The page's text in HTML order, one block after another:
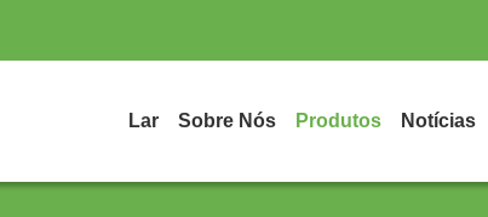
Lar Sobre Nós Produtos Notícias